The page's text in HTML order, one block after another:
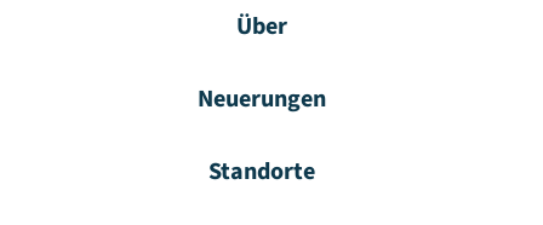
Über
Neuerungen
Standorte